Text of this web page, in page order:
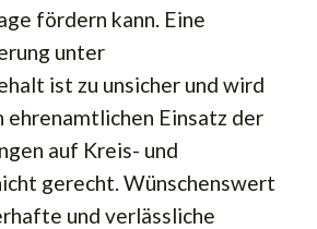
fördern kann. Eine
unter
ist zu unsicher und wird
ehrenamtlichen Einsatz der
auf Kreis- und
gerecht. Wünschenswert
und verlässliche